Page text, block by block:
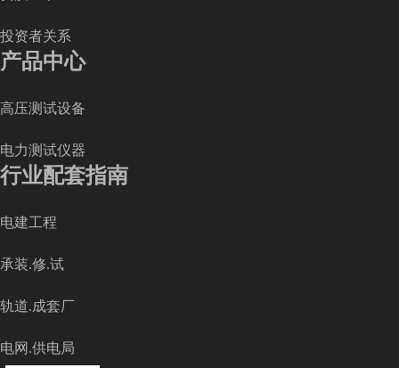
投资者关系
产品中心
高压测试设备
电力测试仪器
行业配套指南
电建工程
承装.修.试
轨道.成套厂
电网.供电局